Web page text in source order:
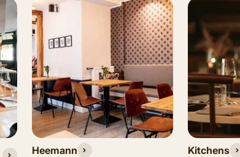
Heemann Kitchens